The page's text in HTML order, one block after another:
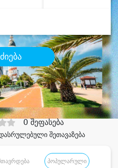
ძიება
მომსახურება
შეთავაზება
0 შეფასება
პოპულარული